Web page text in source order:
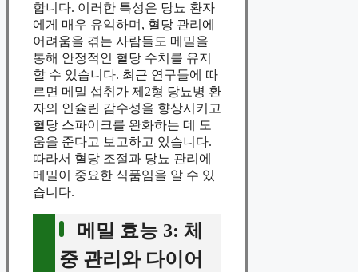
합니다. 이러한 특성은 당뇨 환자
에게 매우 유익하며, 혈당 관리에
어려움을 겪는 사람들도 메밀을
통해 안정적인 혈당 수치를 유지
할 수 있습니다. 최근 연구들에 따
르면 메밀 섭취가 제2형 당뇨병 환
자의 인슐린 감수성을 향상시키고
혈당 스파이크를 완화하는 데 도
움을 준다고 보고하고 있습니다.
따라서 혈당 조절과 당뇨 관리에
메밀이 중요한 식품임을 알 수 있
습니다.
메밀 효능 3: 체
중 관리와 다이어